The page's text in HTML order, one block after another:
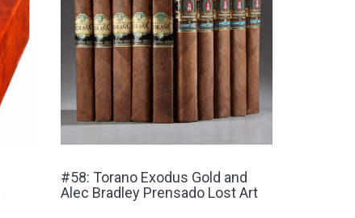
#58: Torano Exodus Gold and
Alec Bradley Prensado Lost Art